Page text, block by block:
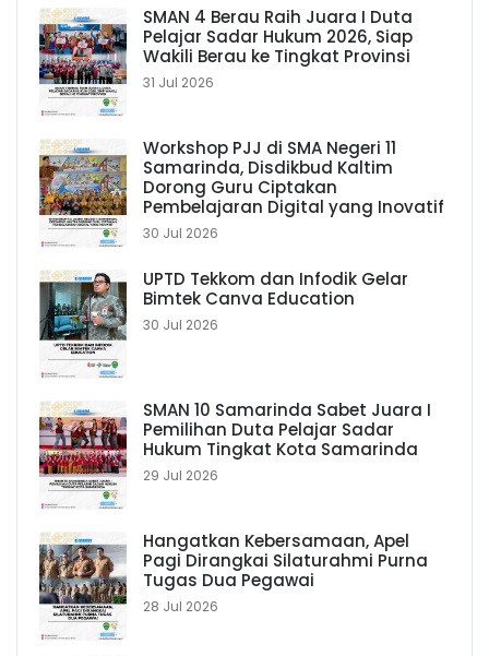
SMAN 4 Berau Raih Juara I Duta
Pelajar Sadar Hukum 2026, Siap
Wakili Berau ke Tingkat Provinsi
31 Jul 2026
Workshop PJJ di SMA Negeri 11
Samarinda, Disdikbud Kaltim
Dorong Guru Ciptakan
Pembelajaran Digital yang Inovatif
30 Jul 2026
UPTD Tekkom dan Infodik Gelar
Bimtek Canva Education
30 Jul 2026
SMAN 10 Samarinda Sabet Juara I
Pemilihan Duta Pelajar Sadar
Hukum Tingkat Kota Samarinda
29 Jul 2026
Hangatkan Kebersamaan, Apel
Pagi Dirangkai Silaturahmi Purna
Tugas Dua Pegawai
28 Jul 2026